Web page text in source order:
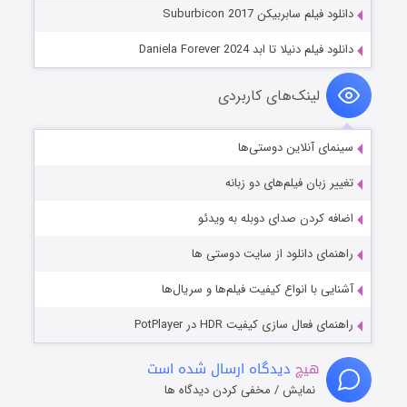
دانلود فیلم سابربیکن Suburbicon 2017
دانلود فیلم دنیلا تا ابد Daniela Forever 2024
لینک‌های کاربردی
سینمای آنلاین دوستی‌ها
تغییر زبان فیلم‌های دو زبانه
اضافه کردن صدای دوبله به ویدئو
راهنمای دانلود از سایت دوستی ها
آشنایی با انواع کیفیت فیلم‌ها و سریال‌ها
راهنمای فعال سازی کیفیت HDR در PotPlayer
هیچ دیدگاه ارسال شده است
نمایش / مخفی کردن دیدگاه ها